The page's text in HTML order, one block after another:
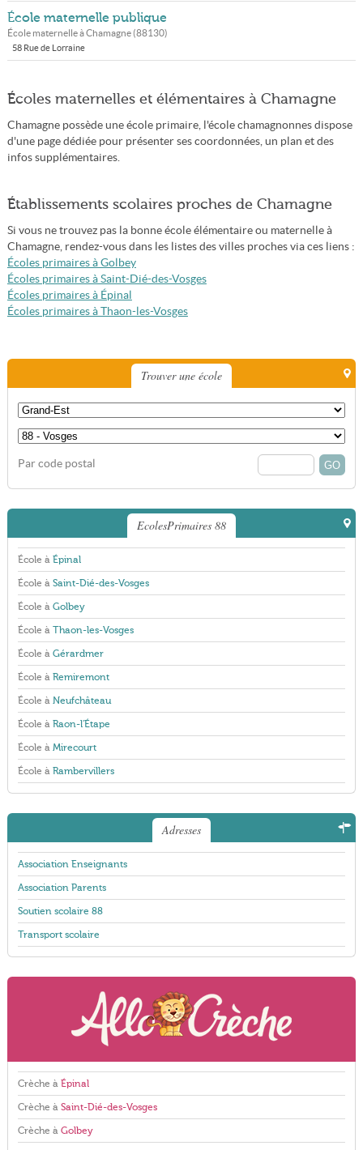
École maternelle publique
École maternelle àChamagne(88130)
58 Rue de Lorraine
Écoles maternelles et élémentaires à Chamagne
Chamagne possède une école primaire, l'école chamagnonnes dispose
d'une page dédiée pour présenter ses coordonnées, un plan et des
infos supplémentaires.
Établissements scolaires proches de Chamagne
Si vous ne trouvez pas la bonne école élémentaire ou maternelle à
Chamagne, rendez-vous dans les listes des villes proches via ces liens :
Écoles primaires à Golbey
Écoles primaires à Saint-Dié-des-Vosges
Écoles primaires à Épinal
Écoles primaires à Thaon-les-Vosges
Trouver une école
Par code postal
EcolesPrimaires 88
École à Épinal
École à Saint-Dié-des-Vosges
École à Golbey
École à Thaon-les-Vosges
École à Gérardmer
École à Remiremont
École à Neufchâteau
École à Raon-l'Étape
École à Mirecourt
École à Rambervillers
Adresses
Association Enseignants
Association Parents
Soutien scolaire 88
Transport scolaire
Crèche à Épinal
Crèche à Saint-Dié-des-Vosges
Crèche à Golbey